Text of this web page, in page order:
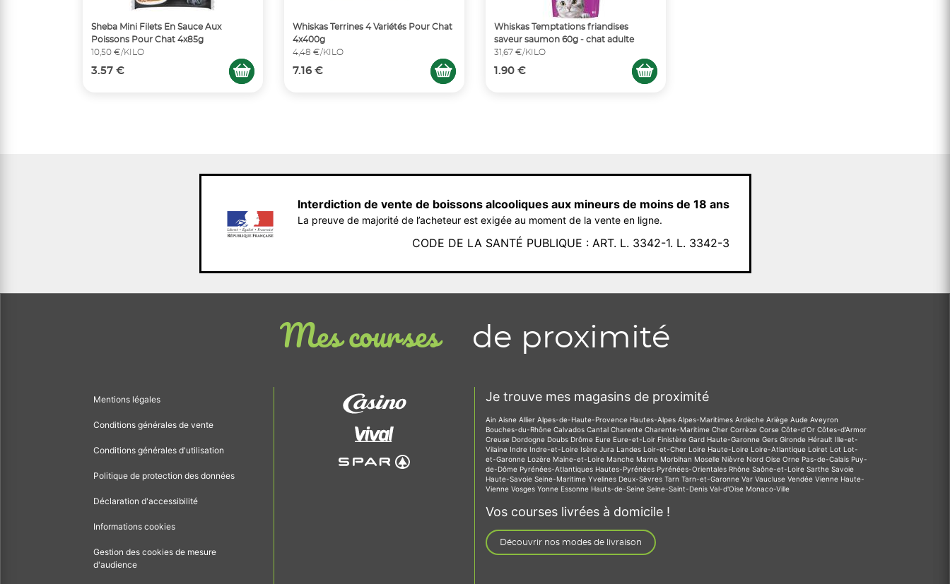
Sheba Mini Filets En Sauce Aux
Poissons Pour Chat 4x85g
10,50 €/KILO
3.57 €
Whiskas Terrines 4 Variétés Pour Chat
4x400g
4,48 €/KILO
7.16 €
Whiskas Temptations friandises
saveur saumon 60g - chat adulte
31,67 €/KILO
1.90 €
Interdiction de vente de boissons alcooliques aux mineurs de moins de 18 ans
La preuve de majorité de l’acheteur est exigée au moment de la vente en ligne.
CODE DE LA SANTÉ PUBLIQUE : ART. L. 3342-1. L. 3342-3
Mes courses de proximité
Mentions légales
Conditions générales de vente
Conditions générales d'utilisation
Politique de protection des données
Déclaration d'accessibilité
Informations cookies
Gestion des cookies de mesure
d'audience
Je trouve mes magasins de proximité
Ain Aisne Allier Alpes-de-Haute-Provence Hautes-Alpes Alpes-Maritimes Ardèche Ariège Aude Aveyron
Bouches-du-Rhône Calvados Cantal Charente Charente-Maritime Cher Corrèze Corse Côte-d'Or Côtes-d'Armor
Creuse Dordogne Doubs Drôme Eure Eure-et-Loir Finistère Gard Haute-Garonne Gers Gironde Hérault Ille-et-
Vilaine Indre Indre-et-Loire Isère Jura Landes Loir-et-Cher Loire Haute-Loire Loire-Atlantique Loiret Lot Lot-
et-Garonne Lozère Maine-et-Loire Manche Marne Morbihan Moselle Nièvre Nord Oise Orne Pas-de-Calais Puy-
de-Dôme Pyrénées-Atlantiques Hautes-Pyrénées Pyrénées-Orientales Rhône Saône-et-Loire Sarthe Savoie
Haute-Savoie Seine-Maritime Yvelines Deux-Sèvres Tarn Tarn-et-Garonne Var Vaucluse Vendée Vienne Haute-
Vienne Vosges Yonne Essonne Hauts-de-Seine Seine-Saint-Denis Val-d'Oise Monaco-Ville
Vos courses livrées à domicile !
Découvrir nos modes de livraison